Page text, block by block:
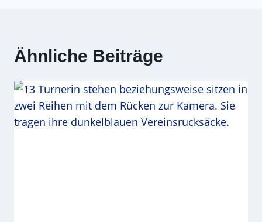
Ähnliche Beiträge